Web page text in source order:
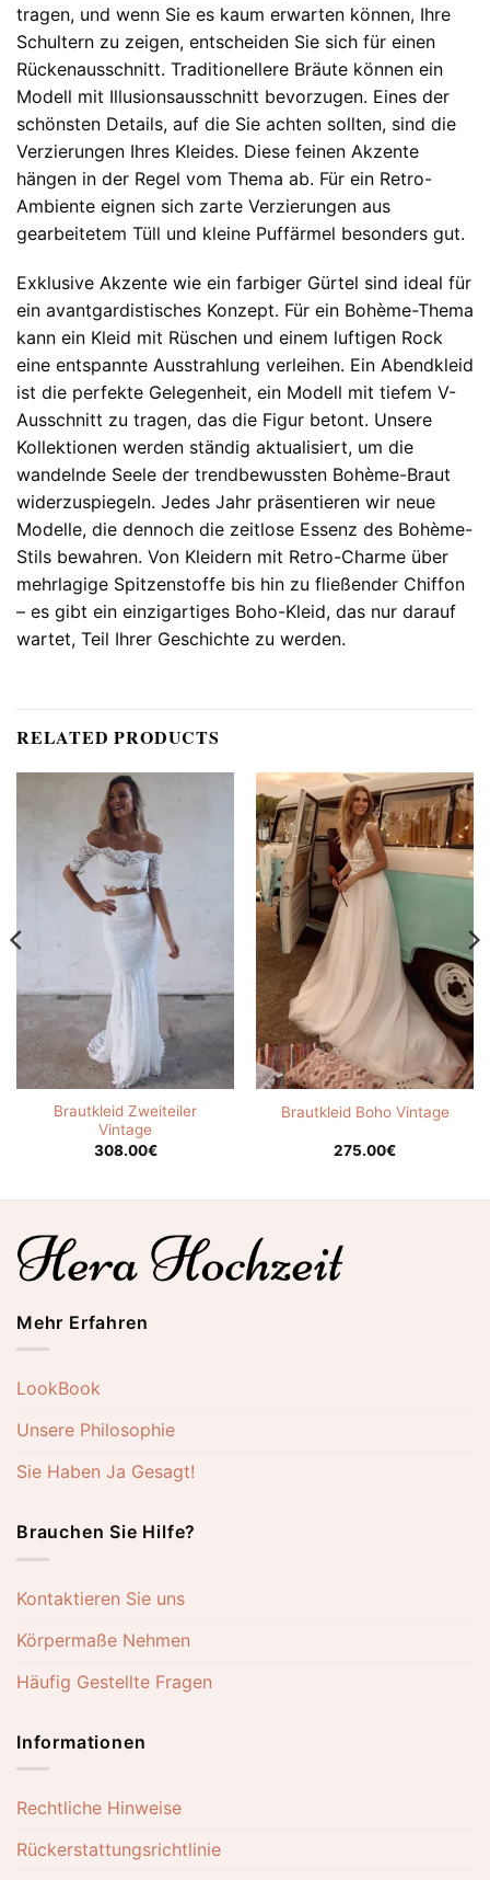
tragen, und wenn Sie es kaum erwarten können, Ihre
Schultern zu zeigen, entscheiden Sie sich für einen
Rückenausschnitt. Traditionellere Bräute können ein
Modell mit Illusionsausschnitt bevorzugen. Eines der
schönsten Details, auf die Sie achten sollten, sind die
Verzierungen Ihres Kleides. Diese feinen Akzente
hängen in der Regel vom Thema ab. Für ein Retro-
Ambiente eignen sich zarte Verzierungen aus
gearbeitetem Tüll und kleine Puffärmel besonders gut.
Exklusive Akzente wie ein farbiger Gürtel sind ideal für
ein avantgardistisches Konzept. Für ein Bohème-Thema
kann ein Kleid mit Rüschen und einem luftigen Rock
eine entspannte Ausstrahlung verleihen. Ein Abendkleid
ist die perfekte Gelegenheit, ein Modell mit tiefem V-
Ausschnitt zu tragen, das die Figur betont. Unsere
Kollektionen werden ständig aktualisiert, um die
wandelnde Seele der trendbewussten Bohème-Braut
widerzuspiegeln. Jedes Jahr präsentieren wir neue
Modelle, die dennoch die zeitlose Essenz des Bohème-
Stils bewahren. Von Kleidern mit Retro-Charme über
mehrlagige Spitzenstoffe bis hin zu fließender Chiffon
– es gibt ein einzigartiges Boho-Kleid, das nur darauf
wartet, Teil Ihrer Geschichte zu werden.
RELATED PRODUCTS
Brautkleid Zweiteiler
Vintage
308.00€
Brautkleid Boho Vintage
275.00€
Mehr Erfahren
LookBook
Unsere Philosophie
Sie Haben Ja Gesagt!
Brauchen Sie Hilfe?
Kontaktieren Sie uns
Körpermaße Nehmen
Häufig Gestellte Fragen
Informationen
Rechtliche Hinweise
Rückerstattungsrichtlinie